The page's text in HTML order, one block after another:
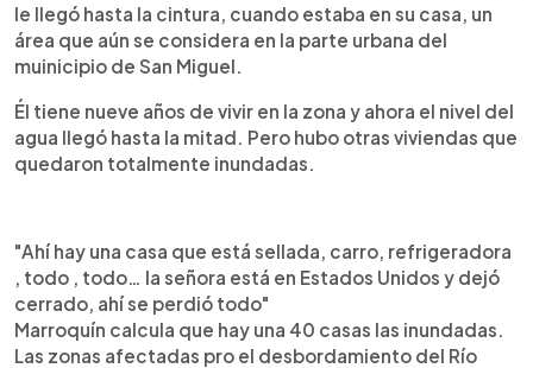
le llegó hasta la cintura, cuando estaba en su casa, un
área que aún se considera en la parte urbana del
muinicipio de San Miguel.
Él tiene nueve años de vivir en la zona y ahora el nivel del
agua llegó hasta la mitad. Pero hubo otras viviendas que
quedaron totalmente inundadas.
"Ahí hay una casa que está sellada, carro, refrigeradora
, todo , todo… la señora está en Estados Unidos y dejó
cerrado, ahí se perdió todo"
Marroquín calcula que hay una 40 casas las inundadas.
Las zonas afectadas pro el desbordamiento del Río